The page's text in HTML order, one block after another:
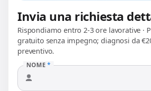
Invia una richiesta
Rispondiamo entro 2-3 ore lavorative ·
gratuito senza impegno; diagnosi da
preventivo.
NOME*